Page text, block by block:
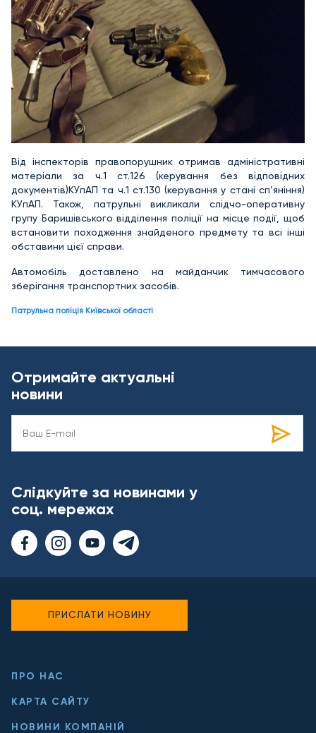
Від інспекторів правопорушник отримав адміністративні
матеріали за ч.1 ст.126 (керування без відповідних
документів)КУпАП та ч.1 ст.130 (керування у стані сп’яніння)
КУпАП. Також, патрульні викликали слідчо-оперативну
групу Баришівського відділення поліції на місце події, щоб
встановити походження знайденого предмету та всі інші
обставини цієї справи.
Автомобіль доставлено на майданчик тимчасового
зберігання транспортних засобів.
Патрульна поліція Київської області
Отримайте актуальні
новини
Слідкуйте за новинами у
соц. мережах
ПРО НАС
КАРТА САЙТУ
НОВИНИ КОМПАНІЙ
ПРИСЛАТИ НОВИНУ